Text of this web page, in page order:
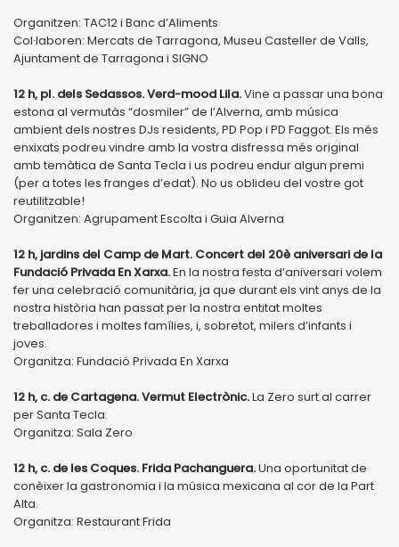
Organitzen: TAC12 i Banc d’Aliments
Col·laboren: Mercats de Tarragona, Museu Casteller de Valls,
Ajuntament de Tarragona i SIGNO
12 h, pl. dels Sedassos. Verd-mood Lila.Vine a passar una bona
estona al vermutàs “dosmiler” de l’Alverna, amb música
ambient dels nostres DJs residents, PD Pop i PD Faggot. Els més
enxixats podreu vindre amb la vostra disfressa més original
amb temàtica de Santa Tecla i us podreu endur algun premi
(per a totes les franges d’edat). No us oblideu del vostre got
reutilitzable!
Organitzen: Agrupament Escolta i Guia Alverna
12 h, jardins del Camp de Mart. Concert del 20è aniversari de la
Fundació Privada En Xarxa.En la nostra festa d’aniversari volem
fer una celebració comunitària, ja que durant els vint anys de la
nostra història han passat per la nostra entitat moltes
treballadores i moltes famílies, i, sobretot, milers d’infants i
joves.
Organitza: Fundació Privada En Xarxa
12 h, c. de Cartagena. Vermut Electrònic.La Zero surt al carrer
per Santa Tecla.
Organitza: Sala Zero
12 h, c. de les Coques. Frida Pachanguera.Una oportunitat de
conèixer la gastronomia i la música mexicana al cor de la Part
Alta.
Organitza: Restaurant Frida